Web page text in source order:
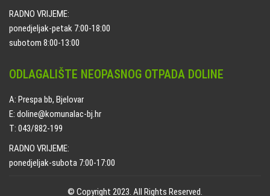
RADNO VRIJEME:
ponedjeljak-petak 7:00-18:00
subotom 8:00-13:00
ODLAGALIŠTE NEOPASNOG OTPADA DOLINE
A: Prespa bb, Bjelovar
E: doline@komunalac-bj.hr
T: 043/882-199
RADNO VRIJEME:
ponedjeljak-subota 7:00-17:00
© Copyright 2023. All Rights Reserved.